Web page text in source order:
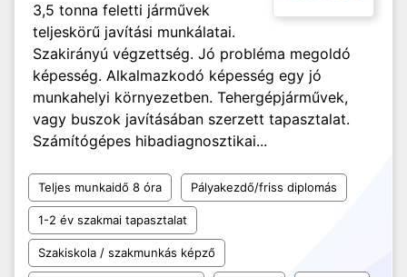
3,5 tonna feletti járművek
teljeskörű javítási munkálatai.
Szakirányú végzettség. Jó probléma megoldó
képesség. Alkalmazkodó képesség egy jó
munkahelyi környezetben. Tehergépjárművek,
vagy buszok javításában szerzett tapasztalat.
Számítógépes hibadiagnosztikai...
Teljes munkaidő 8 óra Pályakezdő/friss diplomás
1-2 év szakmai tapasztalat
Szakiskola / szakmunkás képző